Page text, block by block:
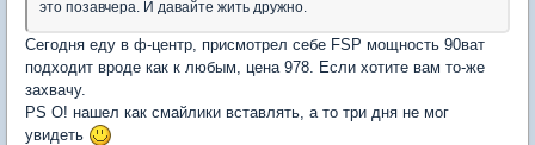
это позавчера. И давайте жить дружно.
Сегодня еду в ф-центр, присмотрел себе FSP мощность 90ват
подходит вроде как к любым, цена 978. Если хотите вам то-же
захвачу.
PS О! нашел как смайлики вставлять, а то три дня не мог
увидеть